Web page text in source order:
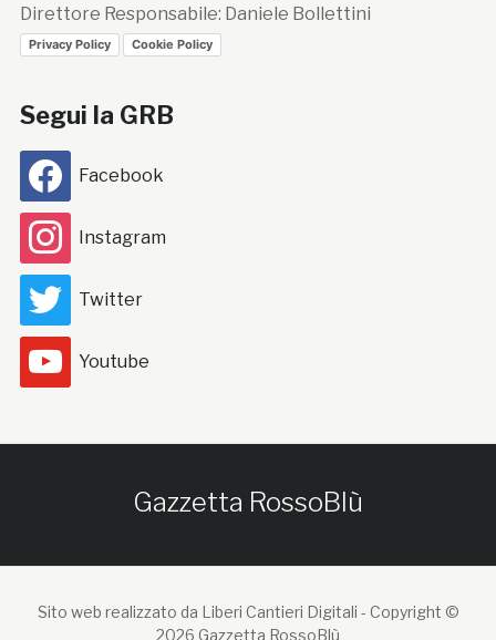
Direttore Responsabile: Daniele Bollettini
Privacy Policy Cookie Policy
Segui la GRB
Facebook
Instagram
Twitter
Youtube
Gazzetta RossoBlù
Sito web realizzato da Liberi Cantieri Digitali - Copyright ©
2026 Gazzetta RossoBlù